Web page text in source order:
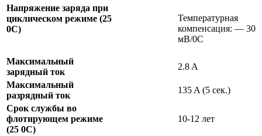
Напряжение заряда при
циклическом режиме (25
0C)
Температурная
компенсация: — 30
мВ/0C
Максимальный
зарядный ток
2.8 A
Максимальный
разрядный ток
135 A (5 сек.)
Срок службы во
флотирующем режиме
(25 0C)
10-12 лет